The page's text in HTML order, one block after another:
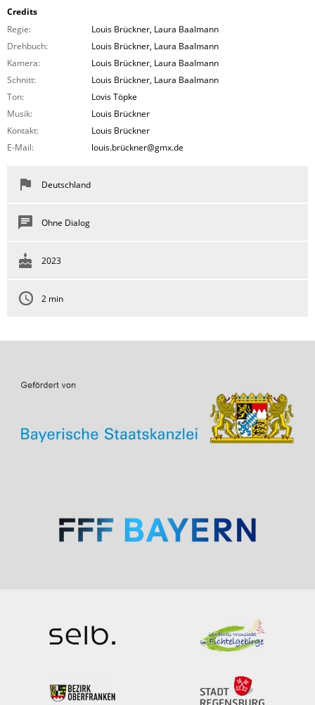
Credits
Regie:
Louis Brückner, Laura Baalmann
Drehbuch:
Louis Brückner, Laura Baalmann
Kamera:
Louis Brückner, Laura Baalmann
Schnitt:
Louis Brückner, Laura Baalmann
Ton:
Lovis Töpke
Musik:
Louis Brückner
Kontakt:
Louis Brückner
E-Mail:
louis.brückner@gmx.de
Deutschland
Ohne Dialog
2023
2 min